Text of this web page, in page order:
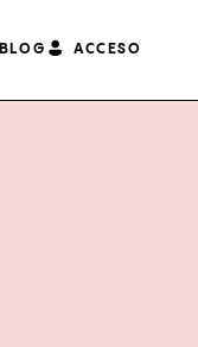
BLOG ACCESO